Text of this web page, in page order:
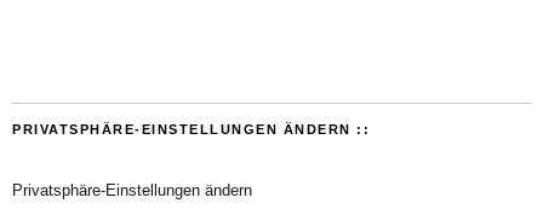
PRIVATSPHÄRE-EINSTELLUNGEN ÄNDERN ::
Privatsphäre-Einstellungen ändern